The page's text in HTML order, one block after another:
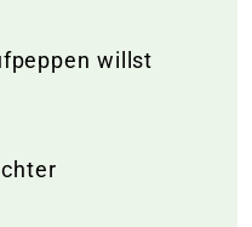
willst